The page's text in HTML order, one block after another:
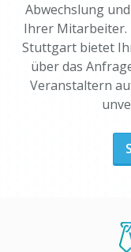
Abwechslung
Ihrer
Stuttgart bietet
über das
Veranstaltern